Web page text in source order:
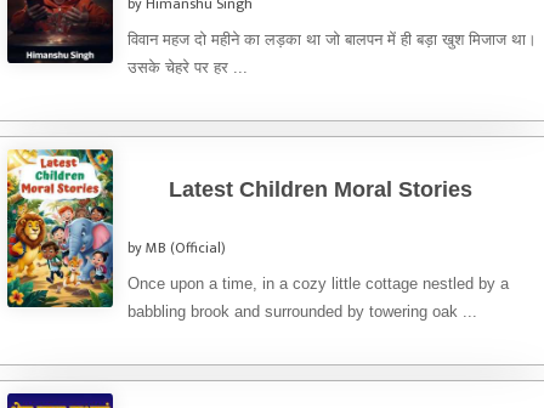
विवान महज दो महीने का लड़का था जो बालपन में ही बड़ा खुश मिजाज था।
उसके चेहरे पर हर ...
Latest Children Moral Stories
by MB (Official)
Once upon a time, in a cozy little cottage nestled by a
babbling brook and surrounded by towering oak ...